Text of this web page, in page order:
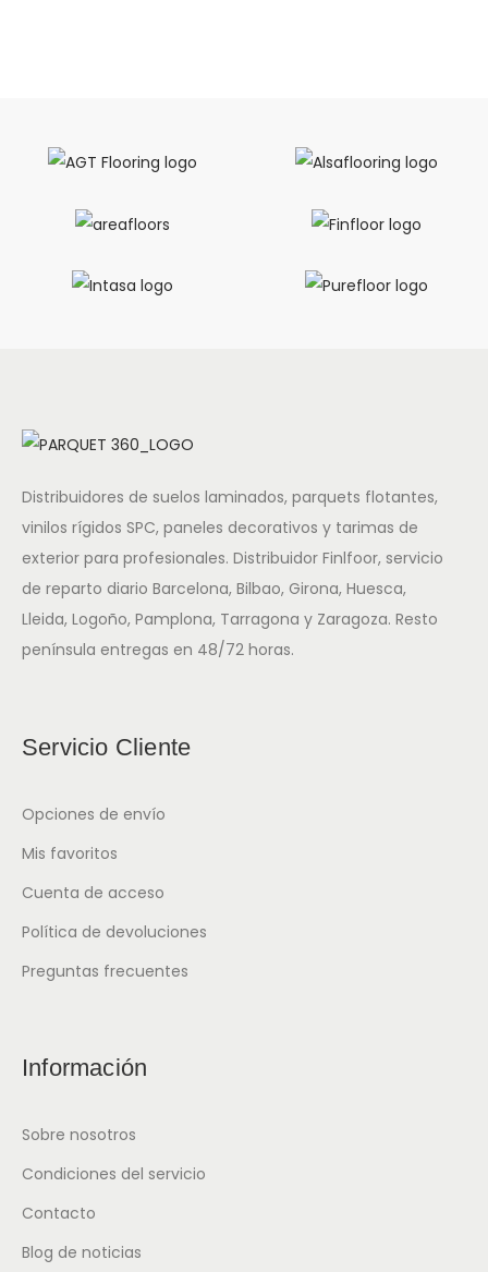
Distribuidores de suelos laminados, parquets flotantes,
vinilos rígidos SPC, paneles decorativos y tarimas de
exterior para profesionales. Distribuidor Finlfoor, servicio
de reparto diario Barcelona, Bilbao, Girona, Huesca,
Lleida, Logoño, Pamplona, Tarragona y Zaragoza. Resto
península entregas en 48/72 horas.
Servicio Cliente
Opciones de envío
Mis favoritos
Cuenta de acceso
Política de devoluciones
Preguntas frecuentes
Información
Sobre nosotros
Condiciones del servicio
Contacto
Blog de noticias